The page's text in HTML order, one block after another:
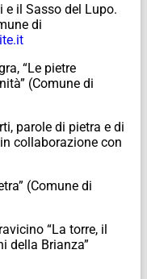
e il Sasso del Lupo.
di
“Le pietre
(Comune di
parole di pietra e di
collaborazione con
(Comune di
“La torre, il
della Brianza”